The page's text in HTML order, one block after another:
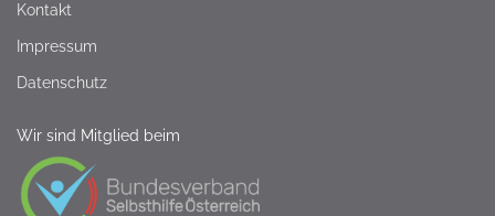
Kontakt
Impressum
Datenschutz
Wir sind Mitglied beim